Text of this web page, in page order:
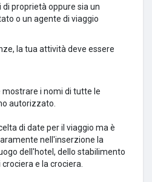
proprietà oppure sia un
o un agente di viaggio
la tua attività deve essere
i nomi di tutte le
autorizzato.
di date per il viaggio ma è
nell'inserzione la
dell'hotel, dello stabilimento
e la crociera.